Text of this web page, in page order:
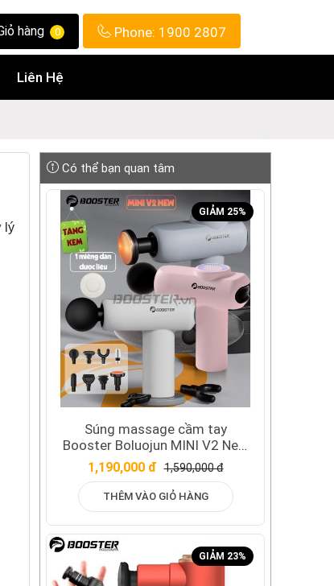
hàng 0 Phone: 1900 2807
Liên Hệ
lý
Có thể bạn quan tâm
GIẢM 25%
Súng massage cầm tay
Booster Boluojun MINI V2 New
- 7 đầu massage + 1 đầu nhiệt
nóng
1,190,000 đ 1,590,000 đ
THÊM VÀO GIỎ HÀNG
GIẢM 23%